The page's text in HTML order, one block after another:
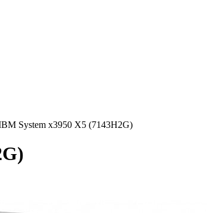
System x3950 X5 (7143H2G)